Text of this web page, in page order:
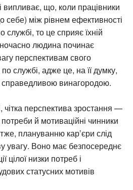
випливає, що, коли працівники
себе) між рівнем ефективності
то це сприяє їхній
людина починає
перспективам свого
службі, адже це, на її думку,
винагородою.
чітка перспектива зростання —
й мотиваційні чинники
плануванню кар’єри слід
увагу. Воно має безпосереднє
цілої низки потреб і
статусних мотивів